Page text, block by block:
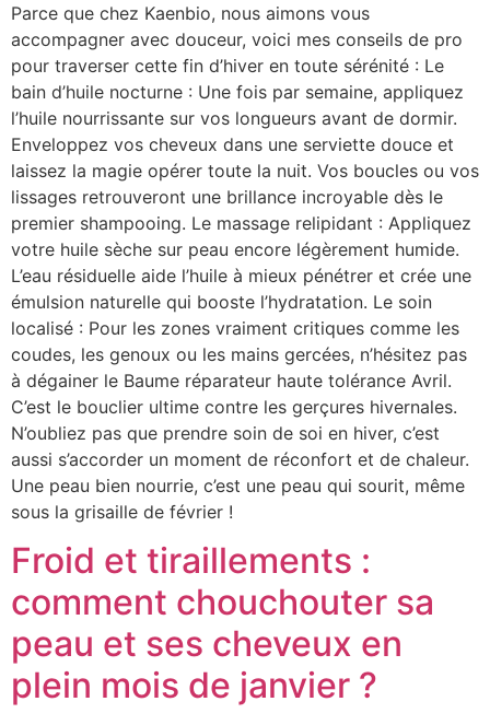
Parce que chez Kaenbio, nous aimons vous
accompagner avec douceur, voici mes conseils de pro
pour traverser cette fin d’hiver en toute sérénité : Le
bain d’huile nocturne : Une fois par semaine, appliquez
l’huile nourrissante sur vos longueurs avant de dormir.
Enveloppez vos cheveux dans une serviette douce et
laissez la magie opérer toute la nuit. Vos boucles ou vos
lissages retrouveront une brillance incroyable dès le
premier shampooing. Le massage relipidant : Appliquez
votre huile sèche sur peau encore légèrement humide.
L’eau résiduelle aide l’huile à mieux pénétrer et crée une
émulsion naturelle qui booste l’hydratation. Le soin
localisé : Pour les zones vraiment critiques comme les
coudes, les genoux ou les mains gercées, n’hésitez pas
à dégainer le Baume réparateur haute tolérance Avril.
C’est le bouclier ultime contre les gerçures hivernales.
N’oubliez pas que prendre soin de soi en hiver, c’est
aussi s’accorder un moment de réconfort et de chaleur.
Une peau bien nourrie, c’est une peau qui sourit, même
sous la grisaille de février !
Froid et tiraillements :
comment chouchouter sa
peau et ses cheveux en
plein mois de janvier ?